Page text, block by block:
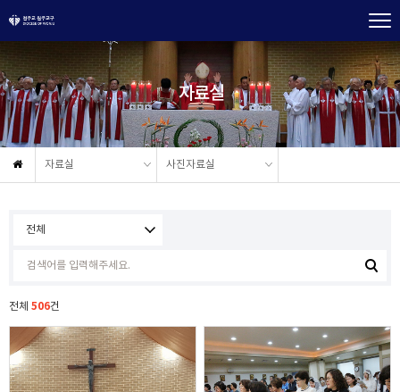
자료실
자료실 사진자료실
전체 506건